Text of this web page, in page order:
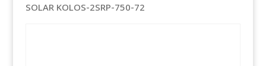
SOLAR KOLOS-2SRP-750-72